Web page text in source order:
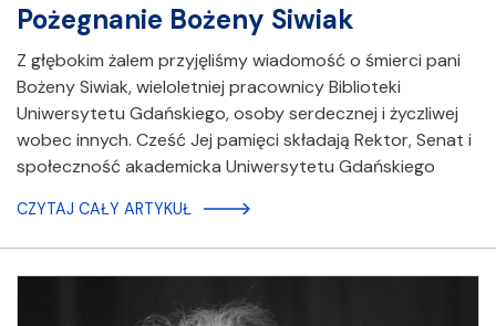
Pożegnanie Bożeny Siwiak
Z głębokim żalem przyjęliśmy wiadomość o śmierci pani
Bożeny Siwiak, wieloletniej pracownicy Biblioteki
Uniwersytetu Gdańskiego, osoby serdecznej i życzliwej
wobec innych. Cześć Jej pamięci składają Rektor, Senat i
społeczność akademicka Uniwersytetu Gdańskiego
CZYTAJ CAŁY ARTYKUŁ